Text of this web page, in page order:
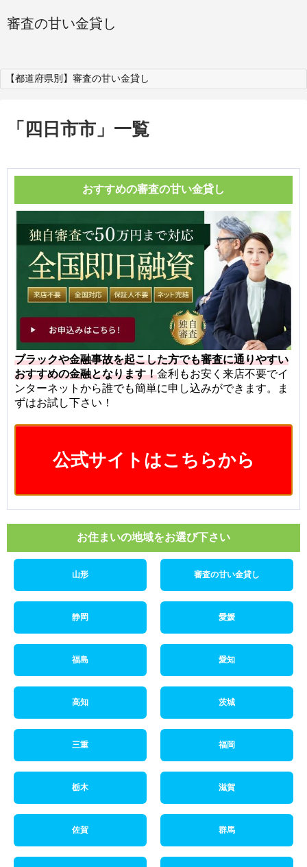
審査の甘い金貸し
【都道府県別】審査の甘い金貸し
「 四日市市 」 一覧
おすすめの審査の甘い金貸し
ブラックや金融事故を起こした方でも審査に通りやすい
おすすめの金融となります！金利もお安く来店不要でイ
ンターネットから誰でも簡単に申し込みができます。ま
ずはお試し下さい！
公式サイトはこちらから
お住まいの地域をお選び下さい
山形 審査の甘い金貸し
静岡 愛媛
福島 愛知
高知 茨城
三重 福岡
栃木 滋賀
佐賀 群馬